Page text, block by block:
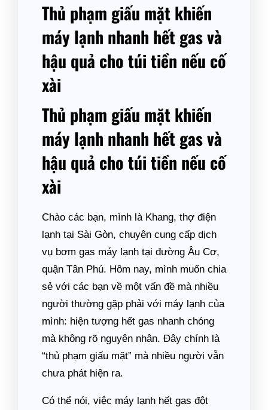
Thủ phạm giấu mặt khiến
máy lạnh nhanh hết gas và
hậu quả cho túi tiền nếu cố
xài
Thủ phạm giấu mặt khiến
máy lạnh nhanh hết gas và
hậu quả cho túi tiền nếu cố
xài
Chào các bạn, mình là Khang, thợ điện
lạnh tại Sài Gòn, chuyên cung cấp dịch
vụ bơm gas máy lạnh tại đường Âu Cơ,
quận Tân Phú. Hôm nay, mình muốn chia
sẻ với các bạn về một vấn đề mà nhiều
người thường gặp phải với máy lạnh của
mình: hiện tượng hết gas nhanh chóng
mà không rõ nguyên nhân. Đây chính là
“thủ phạm giấu mặt” mà nhiều người vẫn
chưa phát hiện ra.
Có thể nói, việc máy lạnh hết gas đột